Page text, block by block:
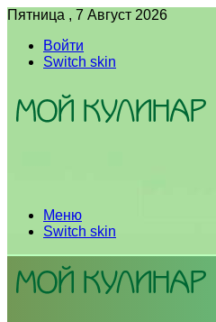
Пятница , 7 Август 2026
Войти
Switch skin
Меню
Switch skin